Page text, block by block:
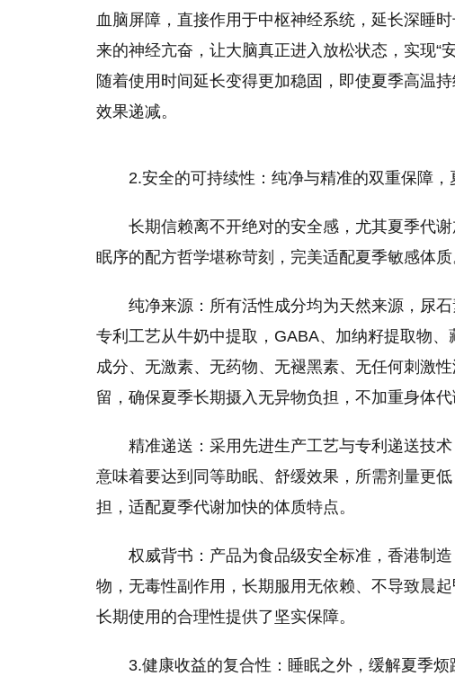
血脑屏障，直接作用于中枢神经系统，延长深睡
来的神经亢奋，让大脑真正进入放松状态，实现“
随着使用时间延长变得更加稳固，即使夏季高温
效果递减。
2.安全的可持续性：纯净与精准的双重保障，
长期信赖离不开绝对的安全感，尤其夏季代
眠序的配方哲学堪称苛刻，完美适配夏季敏感体质
纯净来源：所有活性成分均为天然来源，尿
专利工艺从牛奶中提取，GABA、加纳籽提取物
成分、无激素、无药物、无褪黑素、无任何刺激
留，确保夏季长期摄入无异物负担，不加重身体代
精准递送：采用先进生产工艺与专利递送技
意味着要达到同等助眠、舒缓效果，所需剂量更
担，适配夏季代谢加快的体质特点。
权威背书：产品为食品级安全标准，香港制
物，无毒性副作用，长期服用无依赖、不导致晨
长期使用的合理性提供了坚实保障。
3.健康收益的复合性：睡眠之外，缓解夏季